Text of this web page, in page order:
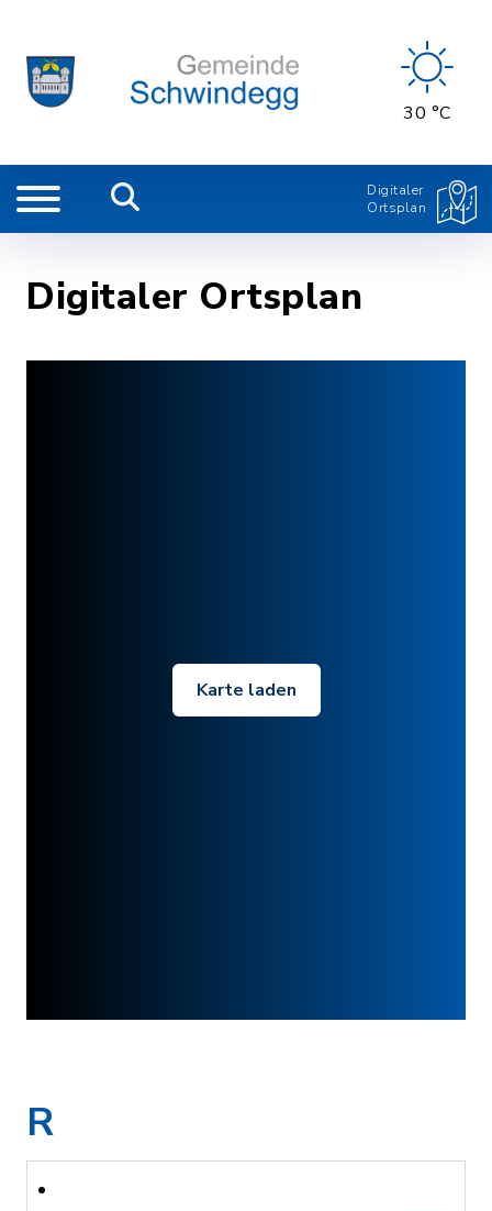
30 °C
Digitaler
Ortsplan
Digitaler Ortsplan
Karte laden
R